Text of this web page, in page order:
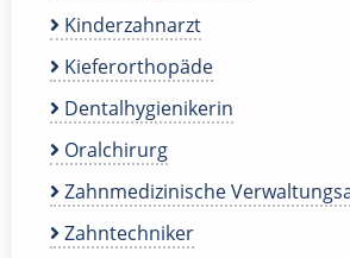
Kinderzahnarzt
Kieferorthopäde
Dentalhygienikerin
Oralchirurg
Zahnmedizinische
Zahntechniker